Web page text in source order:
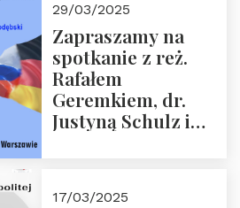
29/03/2025
Zapraszamy na
spotkanie z reż.
Rafałem
Geremkiem, dr.
Justyną Schulz i
17/03/2025